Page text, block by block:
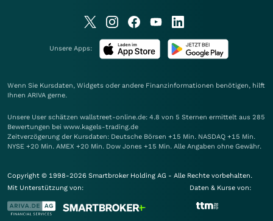
Unsere Apps:
Wenn Sie Kursdaten, Widgets oder andere Finanzinformationen benötigen, hilft
Ihnen ARIVA gerne.
Unsere User schätzen wallstreet-online.de: 4.8 von 5 Sternen ermittelt aus 285
Bewertungen bei www.kagels-trading.de
Zeitverzögerung der Kursdaten: Deutsche Börsen +15 Min. NASDAQ +15 Min.
NYSE +20 Min. AMEX +20 Min. Dow Jones +15 Min. Alle Angaben ohne Gewähr.
Copyright © 1998-2026 Smartbroker Holding AG - Alle Rechte vorbehalten.
Mit Unterstützung von:
Daten & Kurse von: